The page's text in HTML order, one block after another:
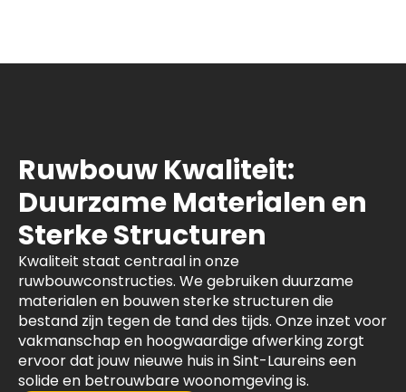
Ruwbouw Kwaliteit:
Duurzame Materialen en
Sterke Structuren
Kwaliteit staat centraal in onze
ruwbouwconstructies. We gebruiken duurzame
materialen en bouwen sterke structuren die
bestand zijn tegen de tand des tijds. Onze inzet voor
vakmanschap en hoogwaardige afwerking zorgt
ervoor dat jouw nieuwe huis in Sint-Laureins een
solide en betrouwbare woonomgeving is.